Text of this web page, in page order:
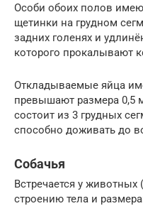
Особи обоих полов
щетинки на грудном
задних голенях и
которого прокалывают
Откладываемые яйца
превышают размера 0,5
состоит из 3 грудных
способно доживать до
Собачья
Встречается у
строению тела и